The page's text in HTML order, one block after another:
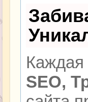
Каждая
SEO,